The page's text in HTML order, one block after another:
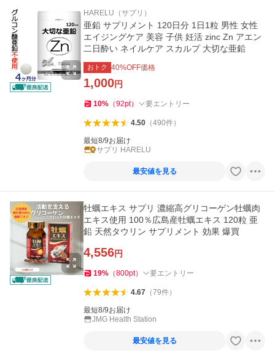
HARELU（サプリ）
亜鉛 サプリメント 120日分 1日1粒 男性 女性
エイジングケア 美容 子供 妊活 zinc Zn アエン
二日酔い ネイルケア スカルプ 大切な亜鉛
おトク 40%OFF価格
1,000円
10% （92pt） 要エントリー
4.50（490件）
最短8/9お届け
サプリ HARELU
最安値を見る
牡蠣エキス サプリ 濃縮高グリコーゲン牡蠣肉
エキス使用 100％広島産牡蠣エキス 120粒 亜
鉛 天然タウリン サプリメント 効果 爆買
4,556円
19% （800pt） 要エントリー
4.67（79件）
最短8/9お届け
JMG Health Station
最安値を見る